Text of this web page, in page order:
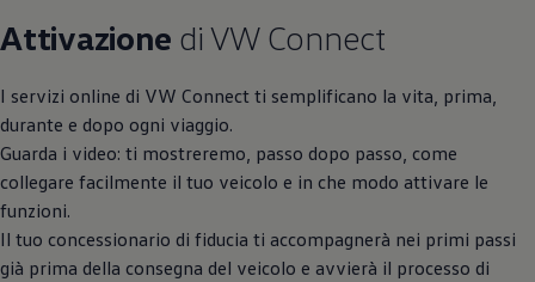
Attivazione di VW Connect
I servizi online di VW Connect ti semplificano la vita, prima,
durante e dopo ogni viaggio.
Guarda i video: ti mostreremo, passo dopo passo, come
collegare facilmente il tuo veicolo e in che modo attivare le
funzioni.
Il tuo concessionario di fiducia ti accompagnerà nei primi passi
già prima della consegna del veicolo e avvierà il processo di